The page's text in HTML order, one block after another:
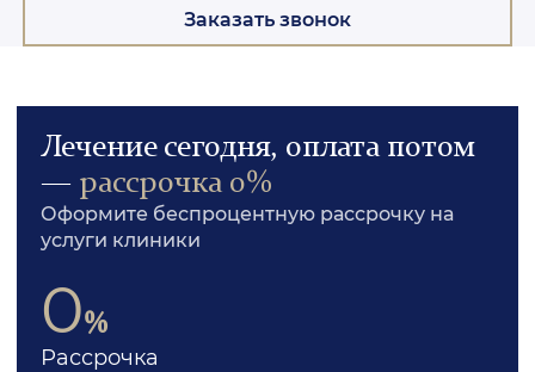
Заказать звонок
Лечение сегодня, оплата потом
— рассрочка 0%
Оформите беспроцентную рассрочку на
услуги клиники
0%
Рассрочка